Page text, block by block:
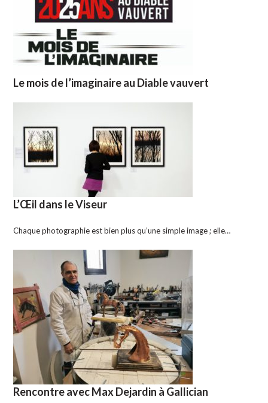
Le mois de l’imaginaire au Diable vauvert
L’Œil dans le Viseur
Chaque photographie est bien plus qu’une simple image ; elle…
Rencontre avec Max Dejardin à Gallician